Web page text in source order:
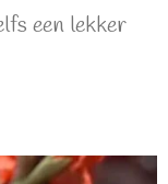
een lekker